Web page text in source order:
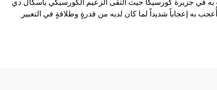
به في جزيرة كورسيكا حيث التقى الزعيم الكورسيكي باسكال دي